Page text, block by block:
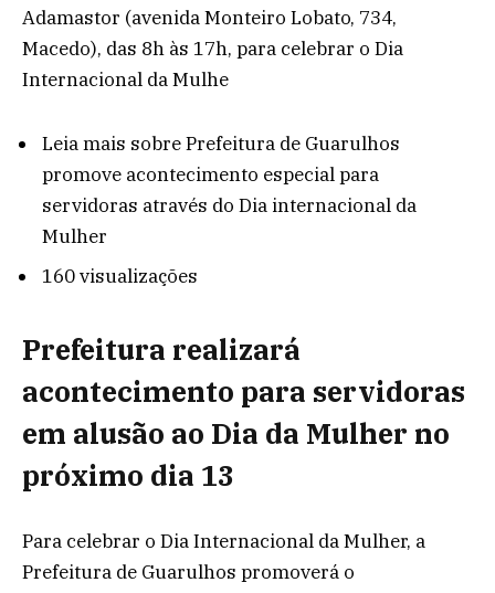
Adamastor (avenida Monteiro Lobato, 734,
Macedo), das 8h às 17h, para celebrar o Dia
Internacional da Mulhe
Leia mais sobre Prefeitura de Guarulhos
promove acontecimento especial para
servidoras através do Dia internacional da
Mulher
160 visualizações
Prefeitura realizará
acontecimento para servidoras
em alusão ao Dia da Mulher no
próximo dia 13
Para celebrar o Dia Internacional da Mulher, a
Prefeitura de Guarulhos promoverá o